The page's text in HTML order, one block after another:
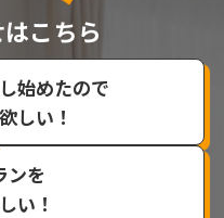
こちら
始めたので
しい！
ンを
い！